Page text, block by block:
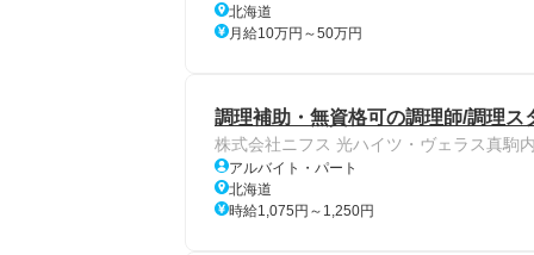
北海道
月給10万円～50万円
調理補助・無資格可の調理師/調理ス
株式会社ニフス 光ハイツ・ヴェラス真駒
アルバイト・パート
北海道
時給1,075円～1,250円